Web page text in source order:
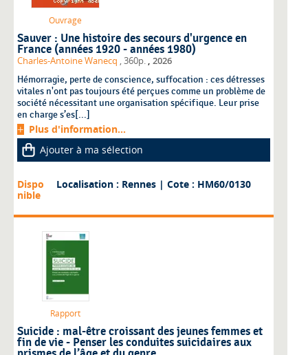
Ouvrage
Sauver : Une histoire des secours d'urgence en
France (années 1920 - années 1980)
Charles-Antoine Wanecq , 360p. , 2026
Hémorragie, perte de conscience, suffocation : ces détresses
vitales n'ont pas toujours été perçues comme un problème de
société nécessitant une organisation spécifique. Leur prise
en charge s’es[...]
Plus d'information...
Ajouter à ma sélection
Dispo
nible
Localisation : Rennes | Cote : HM60/0130
Rapport
Suicide : mal-être croissant des jeunes femmes et
fin de vie - Penser les conduites suicidaires aux